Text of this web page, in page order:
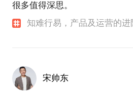
很多值得深思。
知难行易，产品及运营的进
宋帅东